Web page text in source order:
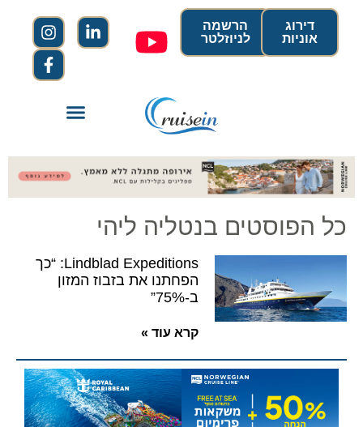
הרשמה
לניוזלטר
דירוג
אוניות
כל הפוסטים בנטליה ליהי
Lindblad Expeditions: “כך
הפחתנו את בזבוז המזון
ב-75%”
קרא עוד »